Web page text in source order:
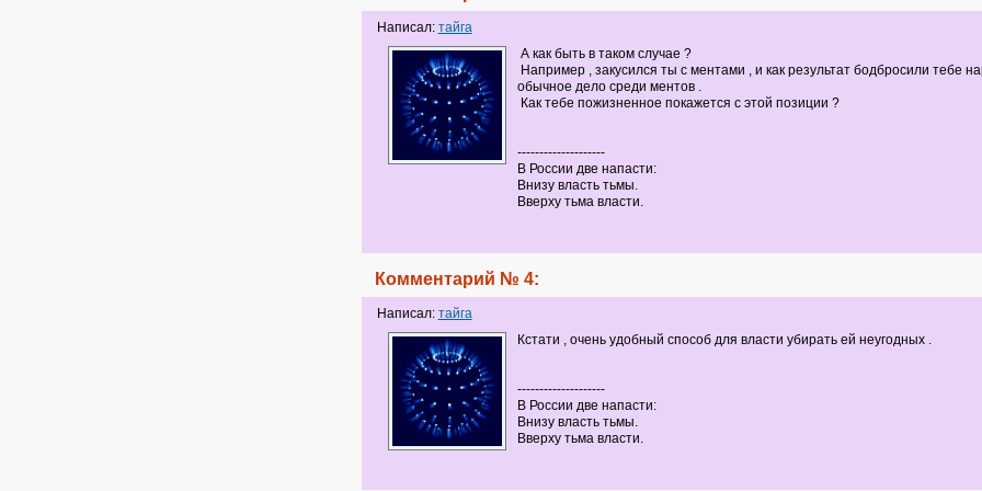
Написал: тайга
А как быть в таком случае ?
Например , закусился ты с ментами , и как результат бодбросили тебе
обычное дело среди ментов .
Как тебе пожизненное покажется с этой позиции ?
--------------------
В России две напасти:
Внизу власть тьмы.
Вверху тьма власти.
Комментарий № 4:
Написал: тайга
Кстати , очень удобный способ для власти убирать ей неугодных .
--------------------
В России две напасти:
Внизу власть тьмы.
Вверху тьма власти.